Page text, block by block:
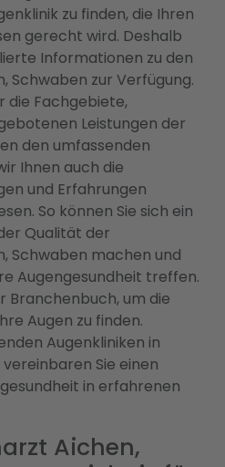
zu finden, die Ihren
gerecht wird. Deshalb
Informationen zu den
Schwaben zur Verfügung.
die Fachgebiete,
Leistungen der
den umfassenden
Ihnen auch die
und Erfahrungen
So können Sie sich ein
Qualität der
Schwaben machen und
Augengesundheit treffen.
Branchenbuch, um die
Augen zu finden.
Augenkliniken in
Sie einen
in erfahrenen
Aichen,